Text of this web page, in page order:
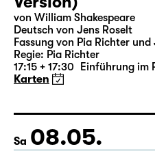
So
18:00 — 19:25 Große Bühne
Was ihr wollt (A
Version)
von William Shakespeare
Deutsch von Jens Roselt
17:15 + 17:30 Einführung im
Karten